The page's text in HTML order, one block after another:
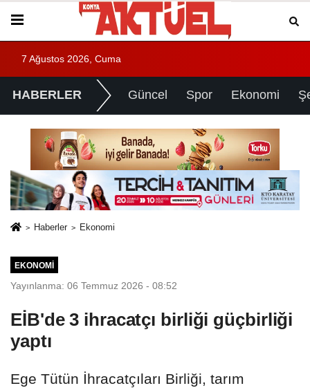
7 Ağustos 2026, Cuma
HABERLER Güncel Spor Ekonomi
Haberler Ekonomi
EKONOMI
Yayınlanma: 06 Temmuz 2026 - 08:52
EİB'de 3 ihracatçı birliği güçbirliği
yaptı
Ege Tütün İhracatçıları Birliği, tarım